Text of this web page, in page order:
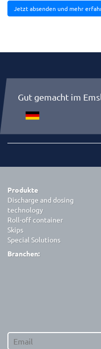
Jetzt absenden und mehr
Gut gemacht im
Produkte
Discharge and dosing
technology
Roll-off container
Skips
Special Solutions
Branchen: